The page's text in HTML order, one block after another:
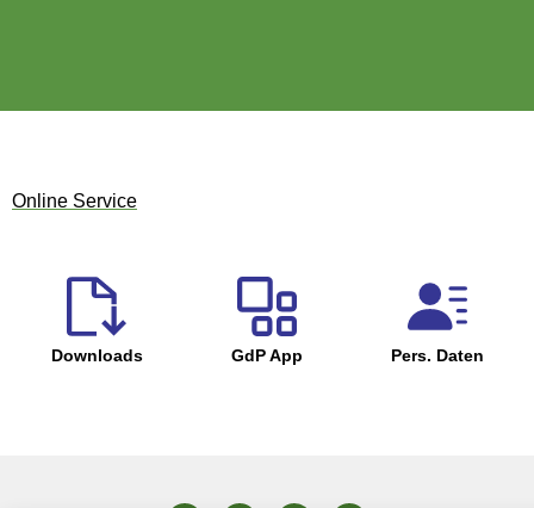
Online Service
Downloads GdP App Pers. Daten